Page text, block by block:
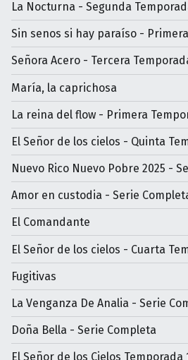
La Nocturna - Segunda
Sin senos si hay paraíso -
Señora Acero - Tercera
María, la caprichosa
La reina del flow - Primera
El Señor de los cielos - Quinta
Nuevo Rico Nuevo Pobre 2025 -
Amor en custodia - Serie
El Comandante
El Señor de los cielos - Cuarta
Fugitivas
La Venganza De Analia - Serie
Doña Bella - Serie Completa
El Señor de los Cielos Temporada